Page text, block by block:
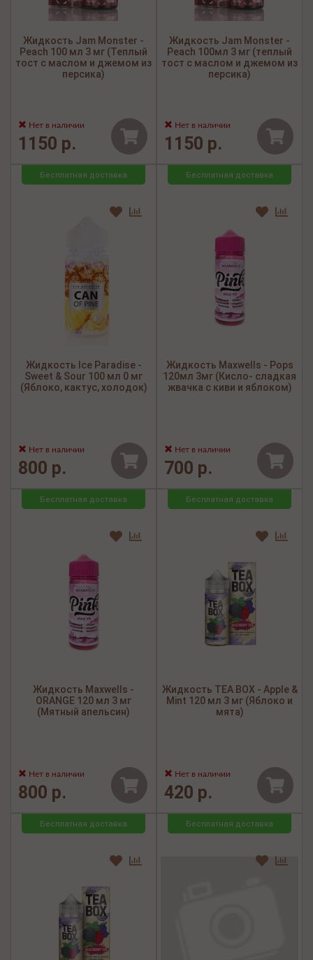
Жидкость Jam Monster -
Peach 100 мл 3 мг (Теплый
тост с маслом и джемом из
персика)
Нет в наличии
1150 р.
Жидкость Jam Monster -
Peach 100мл 3 мг (теплый
тост с маслом и джемом из
персика)
Нет в наличии
1150 р.
Бесплатная доставка
Жидкость Ice Paradise -
Sweet & Sour 100 мл 0 мг
(Яблоко, кактус, холодок)
Нет в наличии
800 р.
Бесплатная доставка
Жидкость Maxwells - Pops
120мл 3мг (Кисло- сладкая
жвачка с киви и яблоком)
Нет в наличии
700 р.
Бесплатная доставка
Жидкость Maxwells -
ORANGE 120 мл 3 мг
(Мятный апельсин)
Нет в наличии
800 р.
Бесплатная доставка
Жидкость TEA BOX - Apple &
Mint 120 мл 3 мг (Яблоко и
мята)
Нет в наличии
420 р.
Бесплатная доставка Бесплатная доставка